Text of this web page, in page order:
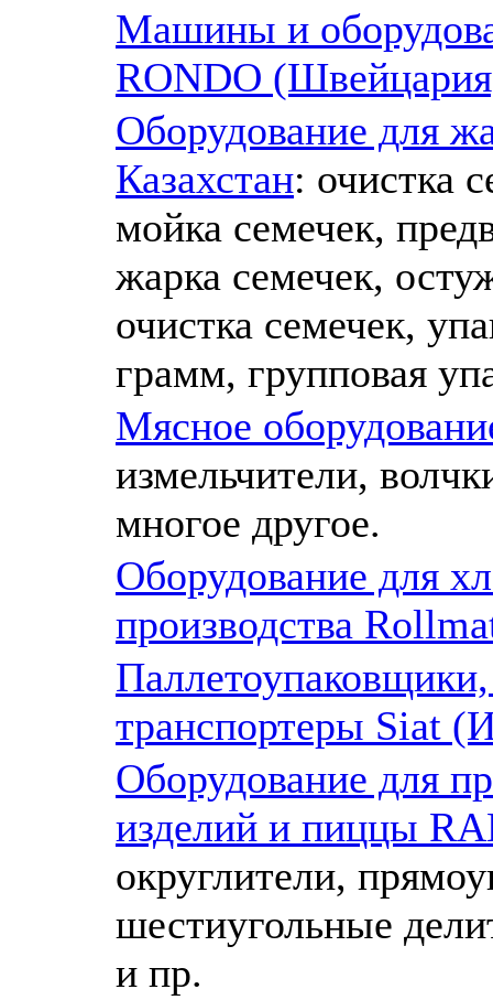
Машины и
RONDO
Оборудование для
Казахстан: очистка
мойка семечек,
жарка семечек,
очистка семечек,
грамм, групповая
Мясное
измельчители,
многое другое.
Оборудование для
производства
транспортеры Siat
Оборудование для
изделий и пиццы
округлители,
шестиугольные
и пр.